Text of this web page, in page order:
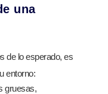
una
de lo esperado, es
entorno:
gruesas,